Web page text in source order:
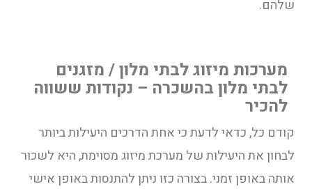
שלהם.
מערכות מיזוג לבתי מלון / מזגנים
לבתי מלון בהשכרה – נקודות ששווה
להכיר
קודם כל, כדאי לדעת כי אחת הדרכים היעילות ביותר
לבחון את היעילות של מערכת מיזוג מסוימת, היא לשכור
אותה באופן זמני. בצורה כזו ניתן להתנסות באופן אישי